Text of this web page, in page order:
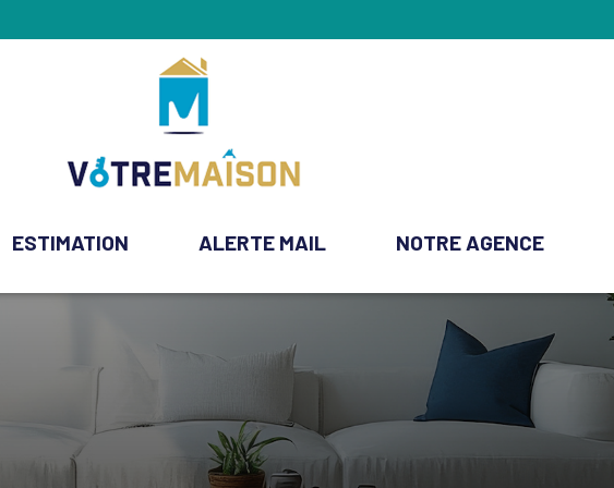
ESTIMATION ALERTE MAIL NOTRE AGENCE